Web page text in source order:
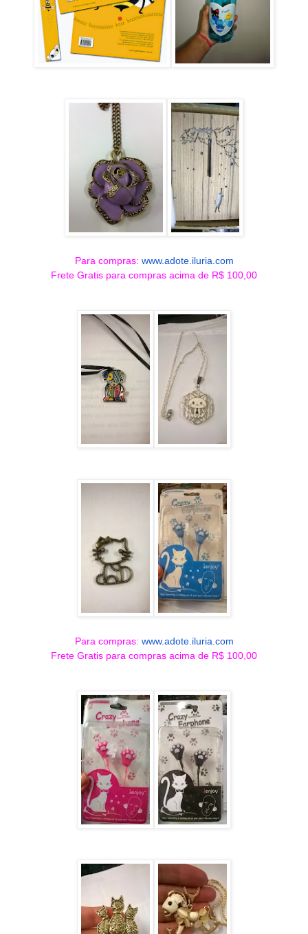
Para compras: www.adote.iluria.com
Frete Gratis para compras acima de R$ 100,00
Para compras: www.adote.iluria.com
Frete Gratis para compras acima de R$ 100,00